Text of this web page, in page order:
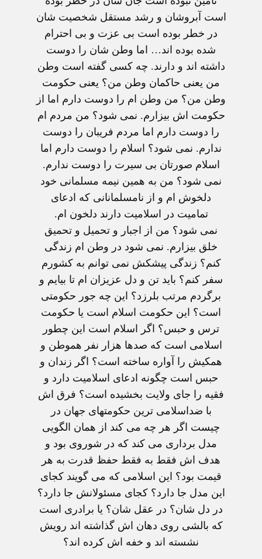
است آبروشان و رشد مستقل شخصیت شان
در خطر بوده است بی عزت و بی احترام
شده بوده اند… اما وطن شان را دوست
داشته اند و دارند. چه کسی گفته است وطن
من یعنی حاکمان وطن من؟ یعنی حکومت
وطن من؟ من وطن ام را دوست دارم اما از
حکومت اش بیزارم. نمی شود؟ من مردم ام
را دوست دارم اما مردم فریبان را دوست
ندارم. نمی شود؟ اسلام را دوست دارم اما
اسلام صورتان بی سیرت را دوست ندارم.
نمی شود؟ من به همین نیمه مسلمانی خود
دلخوش ام و از نامسلمانانی که ادعای
تمامیت در اسلامیت دارند دلخون ام.
نمی شود؟ من از اجبار و تحمیل و تحمیق
خلق بیزارم. نمی شود در وطن ام زندگی
کنم؟ زندگی پیشکش نمی توانم به کشورم
سفر کنم؟ باید تن و دل عزیزان ام تا بیایم و
برگردم مرتب بلرزد؟ این چه جور حکومتی
است؟ این حکومت اسلام است یا حکومت
ترس و حبس؟ اگر اسلام است این چطور
اسلامی است که صدها هزار نفر هموطن و
همکیش را آواره ساخته است؟ اگر زندان و
حبس است چگونه ادعای اسلامیت دارد و
فقیه را جای ولایت بخشیده است؟ فرق اش
با ضداسلامی ترین حکومتهای جهان در
چیست اگر هر چه می کند از همان الگویی
مدل برداری می کند که در شوروی بود و
هدف اش فقط به فقط حفظ قدرت به هر
قیمت بود؟ این اسلامی که می گویند کجای
این مدل جا دارد؟ کجای مسئولانش جا دارد؟
در دل شان؟ در عقل شان؟ یا برادری است
که بالشی روی دهان اش گذاشته اند رویش
نشسته اند و خفه اش کرده اند؟